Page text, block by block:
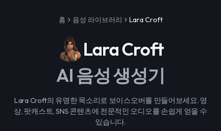
홈 음성 라이브러리 Lara Croft
Lara Croft
AI 음성 생성기
Lara Croft의 유명한 목소리로 보이스오버를 만들어보세요. 영
상, 팟캐스트, SNS 콘텐츠에 전문적인 오디오를 손쉽게 얻을 수
있습니다.